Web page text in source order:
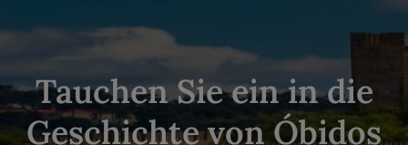
Tauchen Sie ein in die
Geschichte von Óbidos